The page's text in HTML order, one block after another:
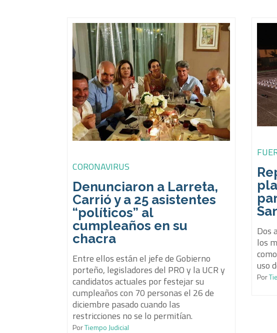
CORONAVIRUS
Denunciaron a Larreta,
Carrió y a 25 asistentes
“políticos” al
cumpleaños en su
chacra
Entre ellos están el jefe de Gobierno
porteño, legisladores del PRO y la UCR y
candidatos actuales por festejar su
cumpleaños con 70 personas el 26 de
diciembre pasado cuando las
restricciones no se lo permitían.
PorTiempo Judicial
Dos
los
uso
Por